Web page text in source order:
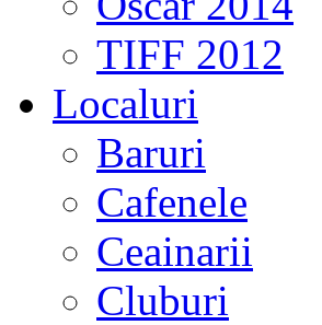
TIFF 2012
Localuri
Baruri
Cafenele
Ceainarii
Cluburi